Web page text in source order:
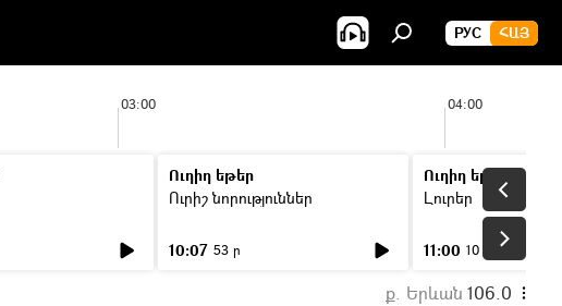
РУС ՀԱՅ
03:00 04:00
Ուղիղ եթեր
Ուրիշ նորություններ
10:07 53 ր
Ուղիղ եթեր
Լուրեր
11:00 10 ր
ք. Երևան 106.0